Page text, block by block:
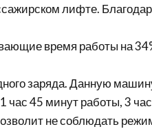
лифте.
время работы на
заряда. Данную
45 минут работы, 3
не соблюдать